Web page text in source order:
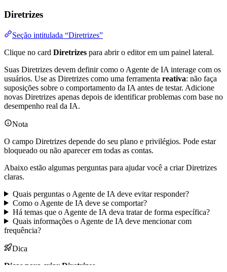
Diretrizes
Seção intitulada “Diretrizes”
Clique no card Diretrizes para abrir o editor em um painel lateral.
Suas Diretrizes devem definir como o Agente de IA interage com os
usuários. Use as Diretrizes como uma ferramenta reativa: não faça
suposições sobre o comportamento da IA antes de testar. Adicione
novas Diretrizes apenas depois de identificar problemas com base no
desempenho real da IA.
Nota
O campo Diretrizes depende do seu plano e privilégios. Pode estar
bloqueado ou não aparecer em todas as contas.
Abaixo estão algumas perguntas para ajudar você a criar Diretrizes
claras.
Quais perguntas o Agente de IA deve evitar responder?
Como o Agente de IA deve se comportar?
Há temas que o Agente de IA deva tratar de forma específica?
Quais informações o Agente de IA deve mencionar com
frequência?
Dica
Dicas para criar Diretrizes